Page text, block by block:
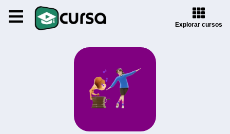
Explorar cursos